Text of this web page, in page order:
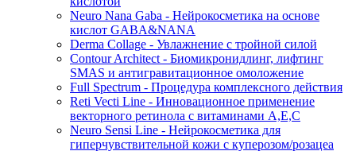
Neuro Nana Gaba - Нейрокосметика на основе
кислот GABA&NANA
Derma Collage - Увлажнение с тройной силой
Contour Architect - Биомикронидлинг, лифтинг
SMAS и антигравитационное омоложение
Full Spectrum - Процедура комплексного действия
Reti Vecti Line - Инновационное применение
векторного ретинола с витаминами A,Е,С
Neuro Sensi Line - Нейрокосметика для
гиперчувствительной кожи с куперозом/розацеа